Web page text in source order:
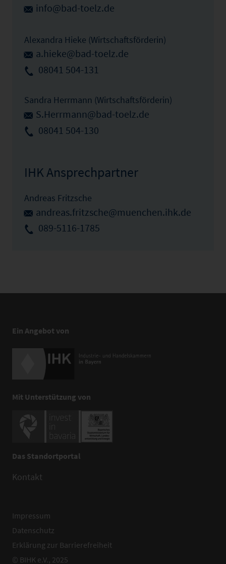
info@bad-toelz.de
Alexandra Hieke (Wirtschaftsförderin)
a.hieke@bad-toelz.de
08041 504-131
Sandra Herrmann (Wirtschaftsförderin)
S.Herrmann@bad-toelz.de
08041 504-130
IHK Ansprechpartner
Andreas Fritzsche
andreas.fritzsche@muenchen.ihk.de
089-5116-1785
Ein Angebot von
Mit Unterstützung von
Das Standortportal
Kontakt
Impressum
Datenschutz
Erklärung zur Barrierefreiheit
© BIHK e.V., 2025